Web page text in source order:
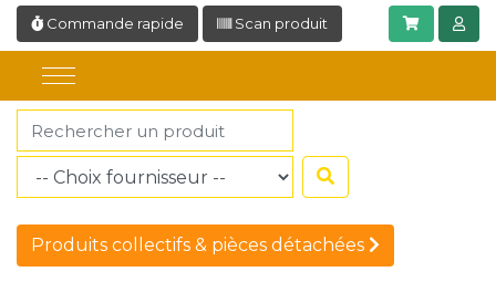
Commande rapide Scan produit
Produits collectifs & pièces détachées